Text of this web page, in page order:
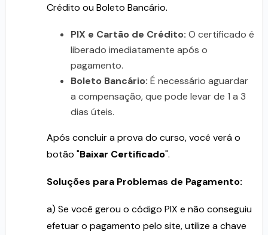
Crédito ou Boleto Bancário.
PIX e Cartão de Crédito: O certificado é
liberado imediatamente após o
pagamento.
Boleto Bancário: É necessário aguardar
a compensação, que pode levar de 1 a 3
dias úteis.
Após concluir a prova do curso, você verá o
botão "Baixar Certificado".
Soluções para Problemas de Pagamento:
a) Se você gerou o código PIX e não conseguiu
efetuar o pagamento pelo site, utilize a chave